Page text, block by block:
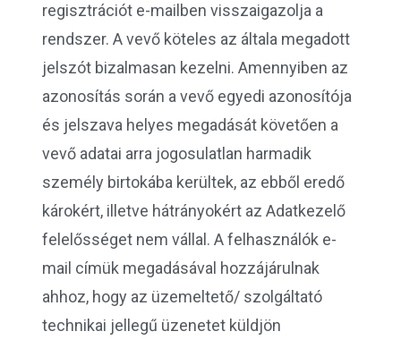
regisztrációt e-mailben visszaigazolja a
rendszer. A vevő köteles az általa megadott
jelszót bizalmasan kezelni. Amennyiben az
azonosítás során a vevő egyedi azonosítója
és jelszava helyes megadását követően a
vevő adatai arra jogosulatlan harmadik
személy birtokába kerültek, az ebből eredő
károkért, illetve hátrányokért az Adatkezelő
felelősséget nem vállal. A felhasználók e-
mail címük megadásával hozzájárulnak
ahhoz, hogy az üzemeltető/ szolgáltató
technikai jellegű üzenetet küldjön